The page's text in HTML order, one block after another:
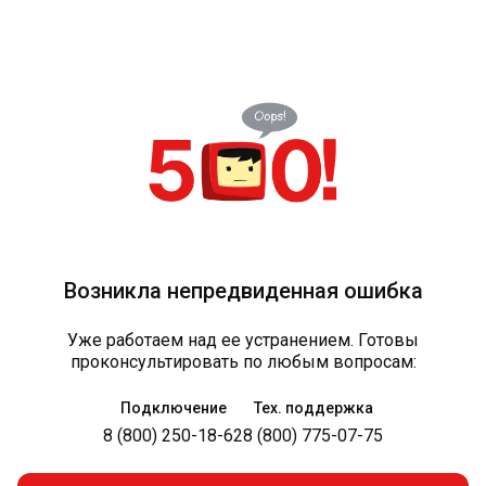
Возникла непредвиденная ошибка
Уже работаем над ее устранением. Готовы
проконсультировать по любым вопросам:
Подключение
8 (800) 250-18-62
Тех. поддержка
8 (800) 775-07-75